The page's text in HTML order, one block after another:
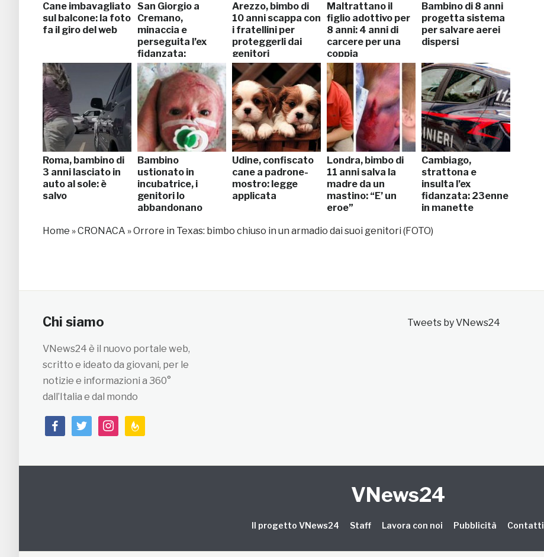
Cane imbavagliato
sul balcone: la foto
fa il giro del web
San Giorgio a
Cremano,
minaccia e
perseguita l’ex
fidanzata:
arrestato
Arezzo, bimbo di
10 anni scappa con
i fratellini per
proteggerli dai
genitori
Maltrattano il
figlio adottivo per
8 anni: 4 anni di
carcere per una
coppia
Bambino di 8 anni
progetta sistema
per salvare aerei
dispersi
Roma, bambino di
3 anni lasciato in
auto al sole: è
salvo
Bambino
ustionato in
incubatrice, i
genitori lo
abbandonano
Udine, confiscato
cane a padrone-
mostro: legge
applicata
Londra, bimbo di
11 anni salva la
madre da un
mastino: “E’ un
eroe”
Cambiago,
strattona e
insulta l’ex
fidanzata: 23enne
in manette
Home »CRONACA »Orrore in Texas: bimbo chiuso in un armadio dai suoi genitori (FOTO)
Chi siamo
VNews24 è il nuovo portale web,
scritto e ideato da giovani, per le
notizie e informazioni a 360°
dall’Italia e dal mondo
facebooktwitterinstagramfeedburner
Tweets by VNews24
VNews24
Il progetto VNews24 Staff Lavora con noi Pubblicità Contatti